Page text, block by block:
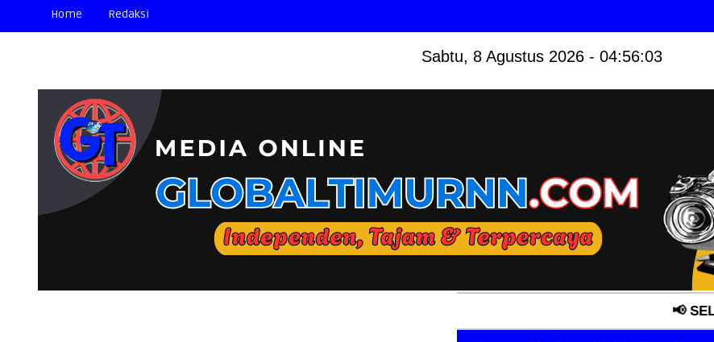
Home Redaksi
Sabtu, 8 Agustus 2026 - 04:56:04
📢 SELAMAT